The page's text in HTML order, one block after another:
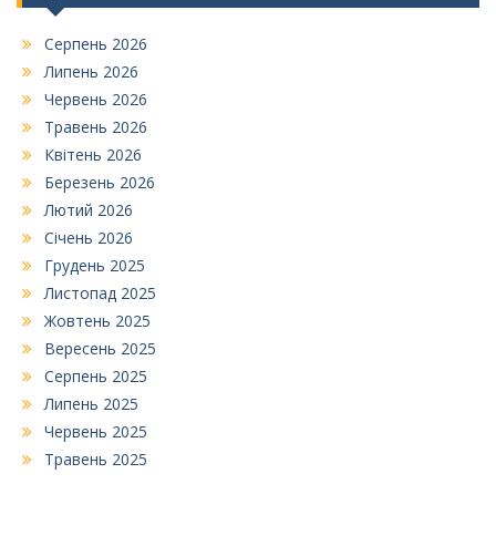
Серпень 2026
Липень 2026
Червень 2026
Травень 2026
Квітень 2026
Березень 2026
Лютий 2026
Січень 2026
Грудень 2025
Листопад 2025
Жовтень 2025
Вересень 2025
Серпень 2025
Липень 2025
Червень 2025
Травень 2025